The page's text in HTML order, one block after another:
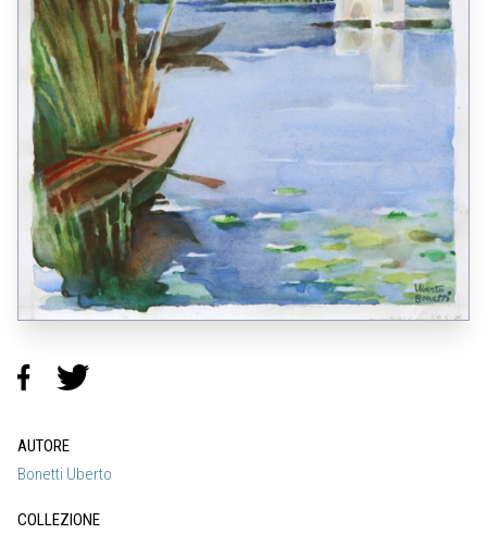
AUTORE
Bonetti Uberto
COLLEZIONE